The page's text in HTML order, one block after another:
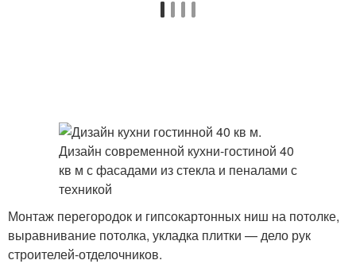
Монтаж перегородок и гипсокартонных ниш на потолке,
выравнивание потолка, укладка плитки — дело рук
строителей-отделочников.